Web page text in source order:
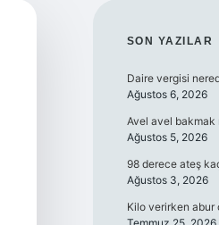
SON YAZILAR
Daire vergisi
Ağustos 6, 2026
Avel avel bakmak
Ağustos 5, 2026
98 derece ateş
Ağustos 3, 2026
Kilo verirken abur